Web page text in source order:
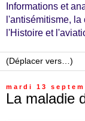
Informations et
l'antisémitisme,
l'Histoire et
mardi 13
La maladie